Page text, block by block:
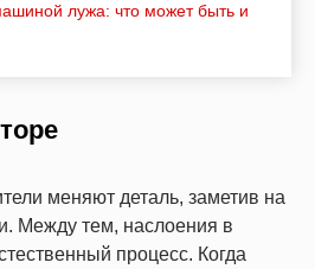
лужа: что может быть и
меняют деталь, заметив на
Между тем, наслоения в
процесс. Когда